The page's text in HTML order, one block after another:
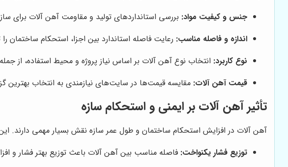
جنس و کیفیت مواد: بررسی استانداردهای تولید و مقاومت آهن آلات برای
اندازه و فاصله مناسب: رعایت فاصله استاندارد بین اجزا، استحکام
نوع کاربرد: انتخاب نوع آهن آلات بر اساس نیاز پروژه و محیط استفاده، از
قیمت آهن آلات: مقایسه قیمت‌ها در سایت‌های نیازمندی به انتخاب
تأثیر آهن آلات بر ایمنی و استحکام سازه
آهن آلات در افزایش استحکام ساختمان و طول عمر سازه نقش بسیار مهمی دارند.
توزیع فشار یکنواخت: فاصله مناسب بین آهن آلات باعث توزیع بهتر فشار و